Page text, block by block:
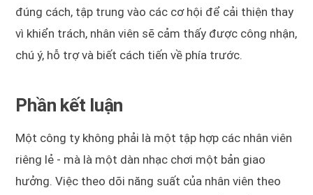
đúng cách, tập trung vào các cơ hội để cải thiện thay
vì khiển trách, nhân viên sẽ cảm thấy được công nhận,
chú ý, hỗ trợ và biết cách tiến về phía trước.
Phần kết luận
Một công ty không phải là một tập hợp các nhân viên
riêng lẻ - mà là một dàn nhạc chơi một bản giao
hưởng. Việc theo dõi năng suất của nhân viên theo